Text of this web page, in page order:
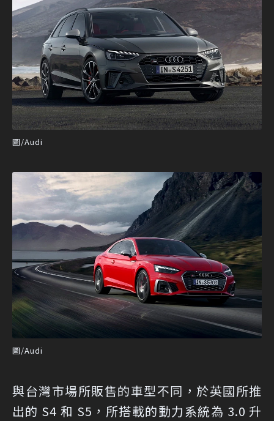
圖/Audi
圖/Audi
與台灣市場所販售的車型不同，於英國所推
出的 S4 和 S5，所搭載的動力系統為 3.0 升